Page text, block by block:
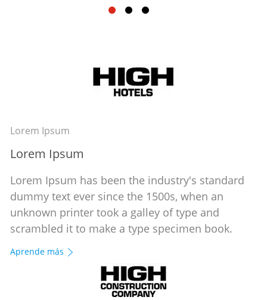
Lorem Ipsum
Lorem Ipsum
Lorem Ipsum has been the industry's standard
dummy text ever since the 1500s, when an
unknown printer took a galley of type and
scrambled it to make a type specimen book.
Aprende más